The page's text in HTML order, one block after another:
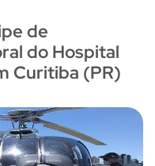
de
do Hospital
Curitiba (PR)